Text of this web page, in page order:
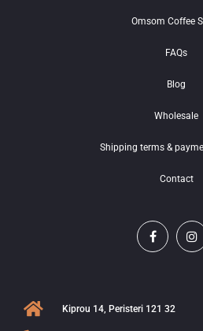
Omsom Coffee
FAQs
Blog
Wholesale
Shipping terms &
Contact
Kiprou 14, Peristeri 121 32